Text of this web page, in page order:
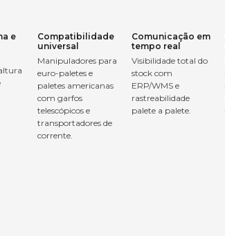
e
Compatibilidade
universal
Manipuladores para
euro-paletes e
paletes americanas
com garfos
telescópicos e
transportadores de
corrente.
Comunicação em
tempo real
Visibilidade total do
stock com
ERP/WMS e
rastreabilidade
palete a palete.